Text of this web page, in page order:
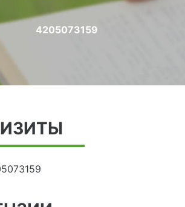
4205073159